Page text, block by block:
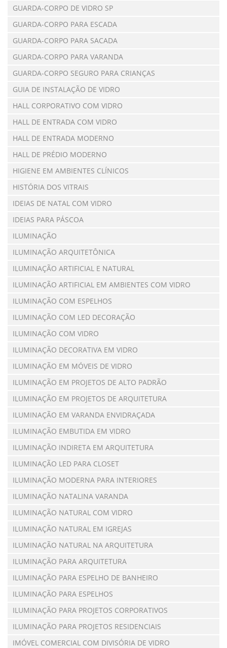
GUARDA-CORPO DE VIDRO SP
GUARDA-CORPO PARA ESCADA
GUARDA-CORPO PARA SACADA
GUARDA-CORPO PARA VARANDA
GUARDA-CORPO SEGURO PARA CRIANÇAS
GUIA DE INSTALAÇÃO DE VIDRO
HALL CORPORATIVO COM VIDRO
HALL DE ENTRADA COM VIDRO
HALL DE ENTRADA MODERNO
HALL DE PRÉDIO MODERNO
HIGIENE EM AMBIENTES CLÍNICOS
HISTÓRIA DOS VITRAIS
IDEIAS DE NATAL COM VIDRO
IDEIAS PARA PÁSCOA
ILUMINAÇÃO
ILUMINAÇÃO ARQUITETÔNICA
ILUMINAÇÃO ARTIFICIAL E NATURAL
ILUMINAÇÃO ARTIFICIAL EM AMBIENTES COM VIDRO
ILUMINAÇÃO COM ESPELHOS
ILUMINAÇÃO COM LED DECORAÇÃO
ILUMINAÇÃO COM VIDRO
ILUMINAÇÃO DECORATIVA EM VIDRO
ILUMINAÇÃO EM MÓVEIS DE VIDRO
ILUMINAÇÃO EM PROJETOS DE ALTO PADRÃO
ILUMINAÇÃO EM PROJETOS DE ARQUITETURA
ILUMINAÇÃO EM VARANDA ENVIDRAÇADA
ILUMINAÇÃO EMBUTIDA EM VIDRO
ILUMINAÇÃO INDIRETA EM ARQUITETURA
ILUMINAÇÃO LED PARA CLOSET
ILUMINAÇÃO MODERNA PARA INTERIORES
ILUMINAÇÃO NATALINA VARANDA
ILUMINAÇÃO NATURAL COM VIDRO
ILUMINAÇÃO NATURAL EM IGREJAS
ILUMINAÇÃO NATURAL NA ARQUITETURA
ILUMINAÇÃO PARA ARQUITETURA
ILUMINAÇÃO PARA ESPELHO DE BANHEIRO
ILUMINAÇÃO PARA ESPELHOS
ILUMINAÇÃO PARA PROJETOS CORPORATIVOS
ILUMINAÇÃO PARA PROJETOS RESIDENCIAIS
IMÓVEL COMERCIAL COM DIVISÓRIA DE VIDRO